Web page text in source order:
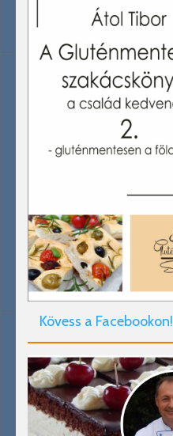
Kövess a Facebookon!